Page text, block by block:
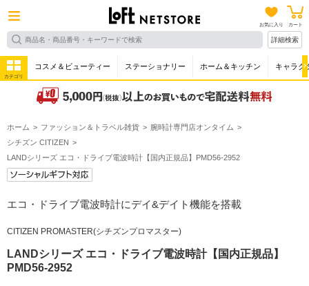
お気に入り カート
詳細検索
カテゴリ
コスメ＆ビューティー ステーショナリー ホーム＆キッチン キャラク
ホーム ファッション＆トラベル雑貨
腕時計専門店オンタイム
シチズン CITIZEN
LANDシリーズ エコ・ドライブ電波時計【国内正規品】PMD56-2952
エコ・ドライブ電波時計にデイ&デイト機能を搭載
CITIZEN PROMASTER(シチズンプロマスター)
LANDシリーズ エコ・ドライブ電波時計【国内正規品】
PMD56-2952